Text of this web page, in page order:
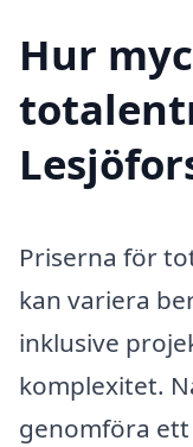
Hur
Priserna för
kan variera
inklusive
komplexitet.
genomföra